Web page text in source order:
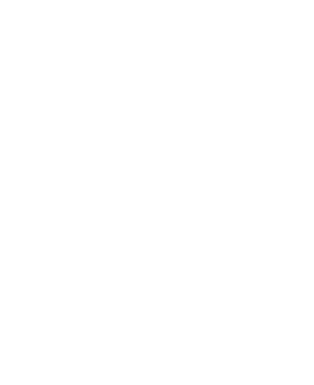
す
ります